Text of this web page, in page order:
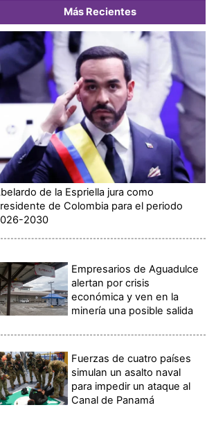
Más Recientes
de la Espriella jura como
de Colombia para el periodo
2030
Empresarios de Aguadulce
alertan por crisis
económica y ven en la
minería una posible salida
Fuerzas de cuatro países
simulan un asalto naval
para impedir un ataque al
Canal de Panamá